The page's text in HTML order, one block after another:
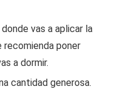
vas a aplicar la
recomienda poner
a dormir.
cantidad generosa.